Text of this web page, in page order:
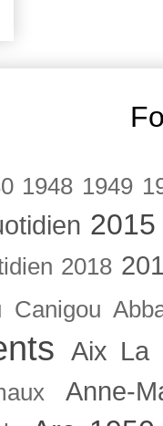
1948 1949
2018
Canigou
Aix La
Anne-